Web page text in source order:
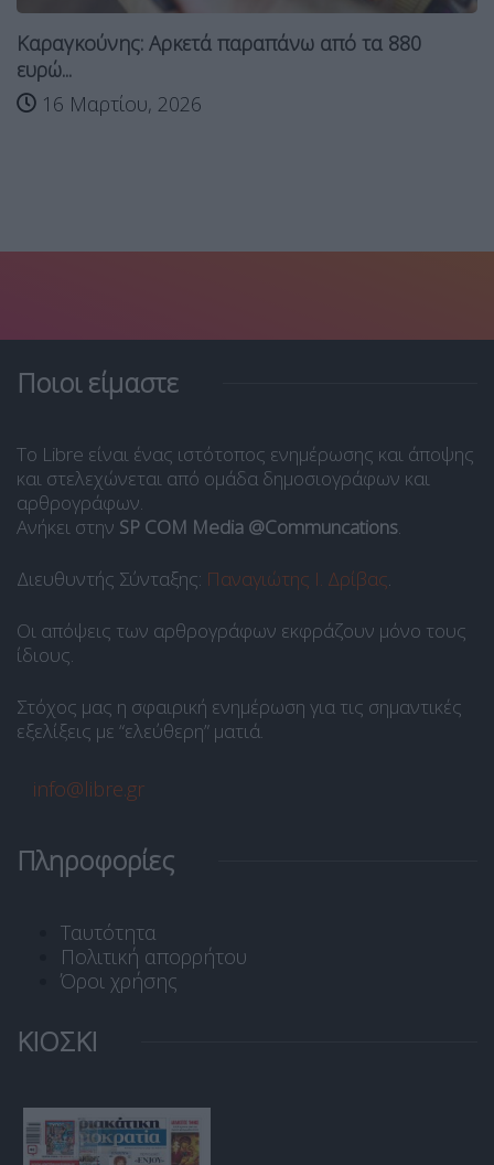
Καραγκούνης: Αρκετά παραπάνω από τα 880
ευρώ...
16 Μαρτίου, 2026
Ποιοι είμαστε
Το Libre είναι ένας ιστότοπος ενημέρωσης και άποψης
και στελεχώνεται από ομάδα δημοσιογράφων και
αρθρογράφων.
Ανήκει στην SP COM Media @Communcations.
Διευθυντής Σύνταξης: Παναγιώτης Ι. Δρίβας.
Οι απόψεις των αρθρογράφων εκφράζουν μόνο τους
ίδιους.
Στόχος μας η σφαιρική ενημέρωση για τις σημαντικές
εξελίξεις με “ελεύθερη” ματιά.
info@libre.gr
Πληροφορίες
Ταυτότητα
Πολιτική απορρήτου
Όροι χρήσης
ΚΙΟΣΚΙ